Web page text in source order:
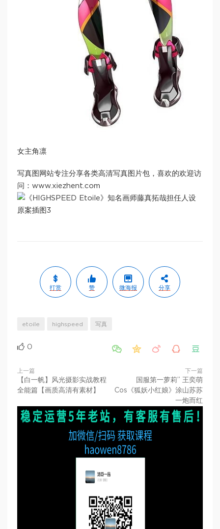
女主角凛
写真图网站专注分享各类高清写真图片包，喜欢的欢迎访
问：www.xiezhent.com
打赏 赞 微海报 分享
etoile highspeed 写真
0     
上一篇
【白一帆】风光摄影实战教程
全能篇【画质高清有素材】
下一篇
国服第一萝莉” 王奕萌
Cos《狐妖小红娘》涂山苏苏
一炮而红